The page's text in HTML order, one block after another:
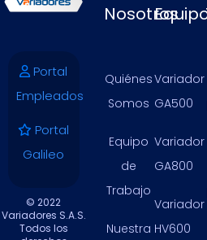
Portal
Empleados
Portal
Galileo
© 2022
Variadores S.A.S.
Todos los
Nosotros
Quiénes
Somos
Equipo
de
Trabajo
Nuestra
Variador
GA500
Variador
GA800
Variador
HV600